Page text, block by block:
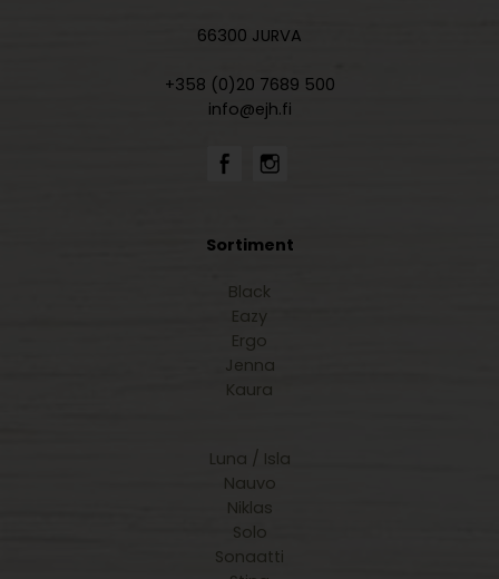
66300 JURVA
+358 (0)20 7689 500
info@ejh.fi
Sortiment
Black
Eazy
Ergo
Jenna
Kaura
Luna / Isla
Nauvo
Niklas
Solo
Sonaatti